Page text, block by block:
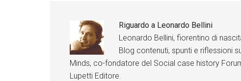
a
c
e
b
k
Riguardo a Leonardo Bellini
Leonardo Bellini, fiorentino di
Blog contenuti, spunti e riflessioni
Minds, co-fondatore del Social case history
Lupetti Editore.